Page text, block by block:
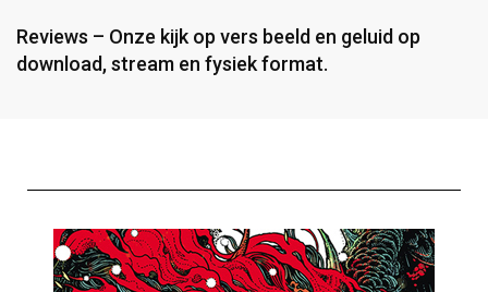
Reviews – Onze kijk op vers beeld en geluid op
download, stream en fysiek format.